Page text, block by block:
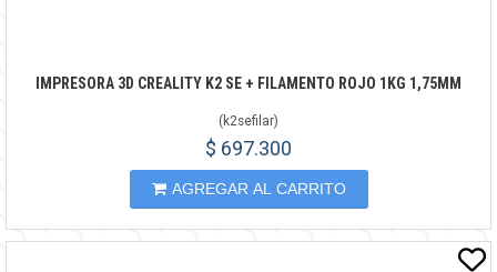
IMPRESORA 3D CREALITY K2 SE + FILAMENTO ROJO 1KG 1,75MM
(k2sefilar)
$ 697.300
AGREGAR AL CARRITO